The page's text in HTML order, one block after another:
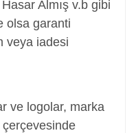
Hasar Almış v.b gibi
olsa garanti
veya iadesi
ve logolar, marka
çerçevesinde